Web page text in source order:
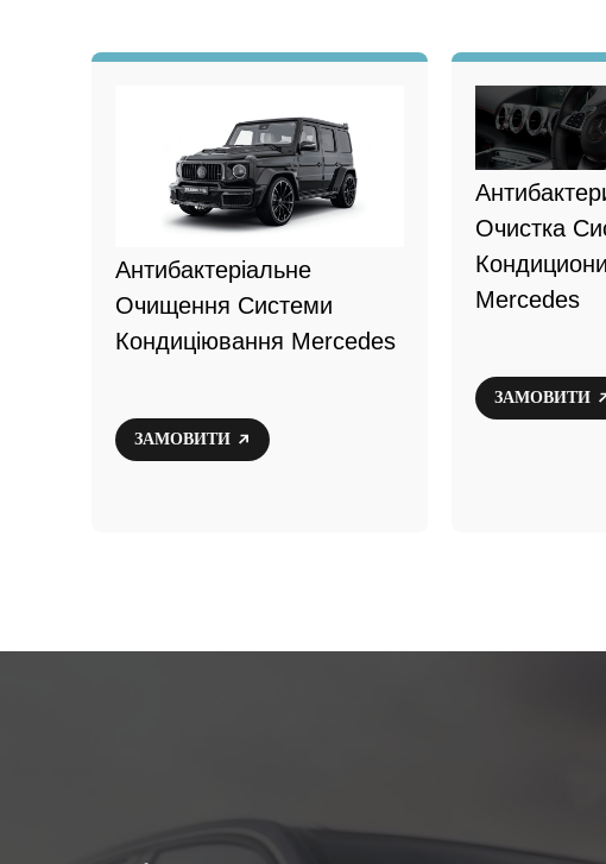
Антибактеріальне
Очищення Системи
Кондиціювання Mercedes
ЗАМОВИТИ
Очистка
Mercedes
ЗАМОВИТИ